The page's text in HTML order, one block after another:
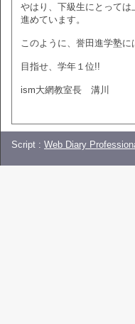
やはり、下級生にとって
進めています。
このように、誉田進学塾
目指せ、学年１位!!
ism大網教室長 溝川
Script : Web Diary